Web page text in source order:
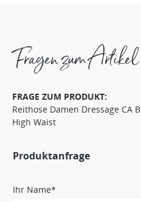
Fragen zum Artikel
FRAGE ZUM PRODUKT:
Reithose Damen Dressage CA
High Waist
Produktanfrage
Ihr Name*